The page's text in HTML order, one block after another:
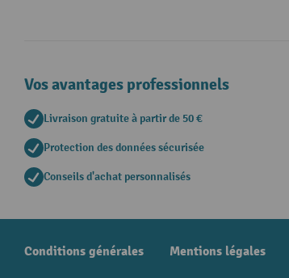
Vos avantages professionnels
Livraison gratuite à partir de 50 €
Protection des données sécurisée
Conseils d'achat personnalisés
Conditions générales Mentions légales